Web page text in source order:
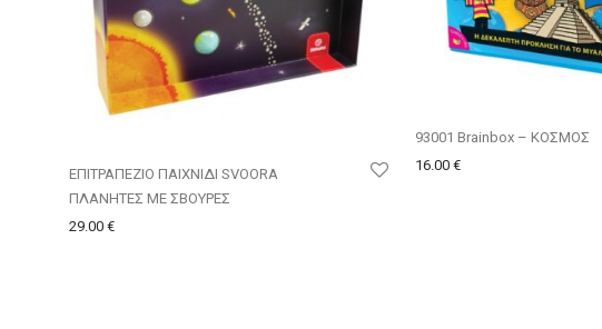
ΕΠΙΤΡΑΠΕΖΙΟ ΠΑΙΧΝΙΔΙ SVOORA
ΠΛΑΝΗΤΕΣ ΜΕ ΣΒΟΥΡΕΣ
29.00 €
93001 Brainbox – ΚΟΣΜΟΣ
16.00 €